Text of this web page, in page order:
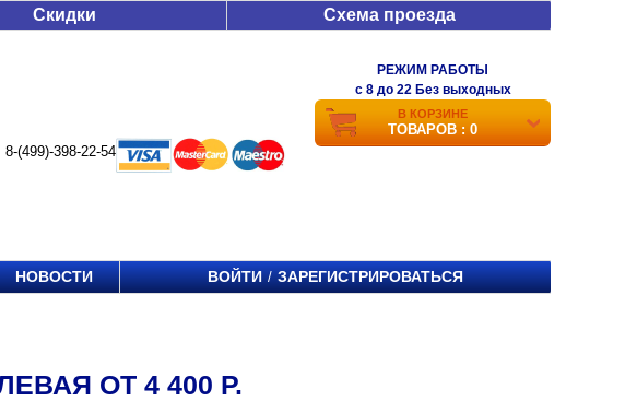
Скидки Схема проезда
8-(499)-398-22-54
РЕЖИМ РАБОТЫ
c 8 до 22 Без выходных
В КОРЗИНЕ
ТОВАРОВ : 0
НОВОСТИ ВОЙТИ / ЗАРЕГИСТРИРОВАТЬСЯ
ОТ 4 400 Р.